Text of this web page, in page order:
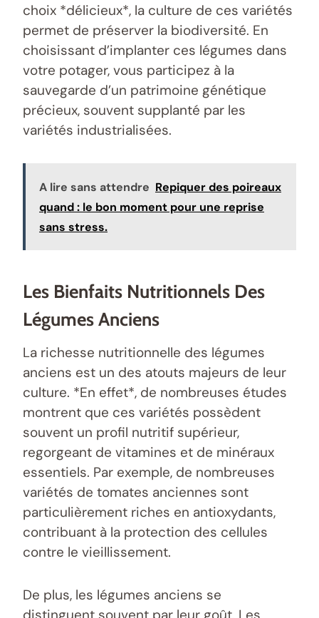
choix *délicieux*, la culture de ces variétés
permet de préserver la biodiversité. En
choisissant d’implanter ces légumes dans
votre potager, vous participez à la
sauvegarde d’un patrimoine génétique
précieux, souvent supplanté par les
variétés industrialisées.
A lire sans attendre Repiquer des poireaux
quand : le bon moment pour une reprise
sans stress.
Les Bienfaits Nutritionnels Des
Légumes Anciens
La richesse nutritionnelle des légumes
anciens est un des atouts majeurs de leur
culture. *En effet*, de nombreuses études
montrent que ces variétés possèdent
souvent un profil nutritif supérieur,
regorgeant de vitamines et de minéraux
essentiels. Par exemple, de nombreuses
variétés de tomates anciennes sont
particulièrement riches en antioxydants,
contribuant à la protection des cellules
contre le vieillissement.
De plus, les légumes anciens se